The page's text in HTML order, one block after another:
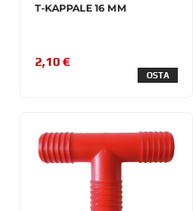
T-KAPPALE 16 MM
2,10 €
OSTA